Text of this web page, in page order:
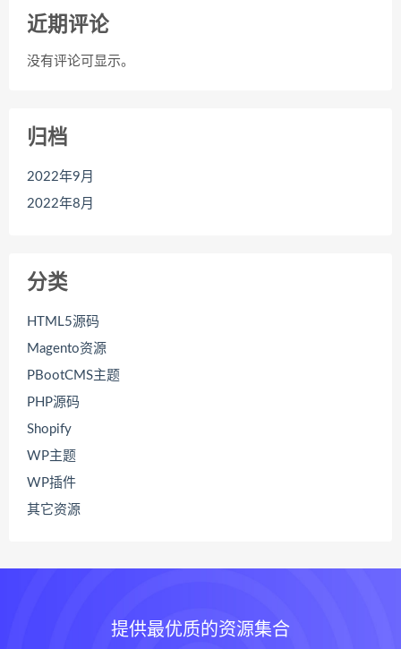
近期评论
没有评论可显示。
归档
2022年9月
2022年8月
分类
HTML5源码
Magento资源
PBootCMS主题
PHP源码
Shopify
WP主题
WP插件
其它资源
提供最优质的资源集合